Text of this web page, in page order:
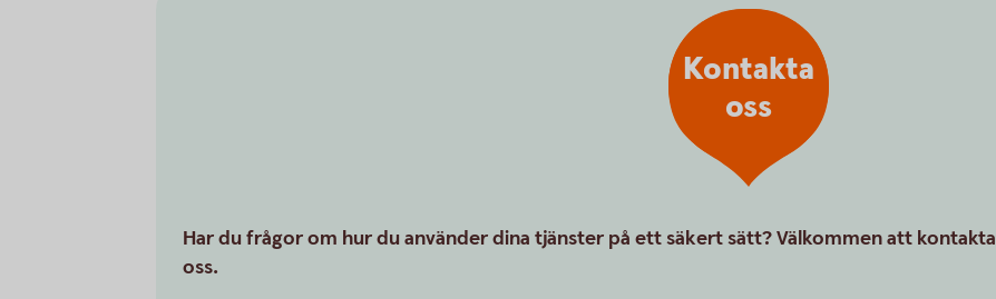
Har du frågor om hur du använder dina tjänster på ett säkert sätt? Välkommen att kontakta
oss.
Kontakta
oss